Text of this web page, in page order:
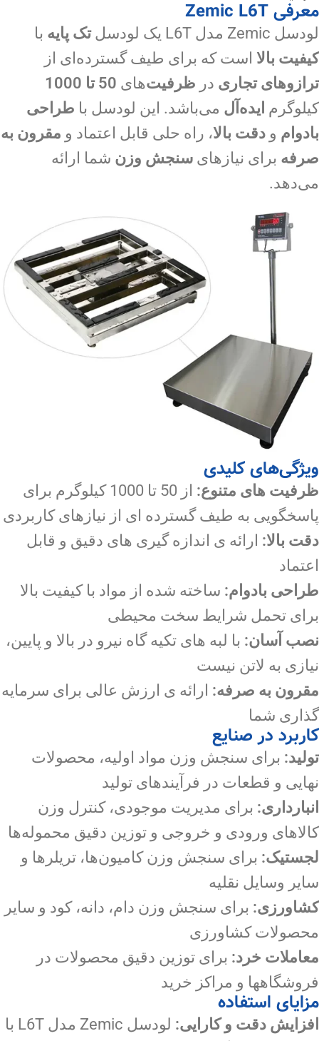
معرفی Zemic L6T
لودسل Zemic مدل L6T یک لودسل تک پایه با
کیفیت بالا است که برای طیف گسترده‌ای از
ترازوهای تجاری در ظرفیت‌‌های
کیلوگرم ایده‌آل می‌باشد. این لودسل با طراحی
بادوام و دقت بالا، راه حلی قابل اعتماد و مقرون به
صرفه برای نیازهای سنجش وزن شما ارائه
می‌دهد.
ویژگی‌های کلیدی
ظرفیت های متنوع:
از 50 تا 1000 کیلوگرم برای
پاسخگویی به طیف گسترده ای از نیازهای کاربردی
دقت بالا: ارائه ی اندازه گیری های دقیق و قابل
اعتماد
طراحی بادوام: ساخته شده از مواد با کیفیت بالا
برای تحمل شرایط سخت محیطی
نصب آسان: با لبه های تکیه گاه نیرو در بالا و پایین،
نیازی به لاتن نیست
مقرون به صرفه: ارائه ی ارزش عالی برای سرمایه
گذاری شما
کاربرد در صنایع
تولید: برای سنجش وزن مواد اولیه، محصولات
نهایی و قطعات در فرآیندهای تولید
انبارداری: برای مدیریت موجودی، کنترل وزن
کالاهای ورودی و خروجی و توزین دقیق محموله‌ها
لجستیک: برای سنجش وزن کامیون‌ها، تریلرها و
سایر وسایل نقلیه
کشاورزی: برای سنجش وزن دام، دانه، کود و سایر
محصولات کشاورزی
معاملات خرد: برای توزین دقیق محصولات در
فروشگاهها و مراکز خرید
مزایای استفاده
افزایش دقت و کارایی:
لودسل Zemic مدل L6T با